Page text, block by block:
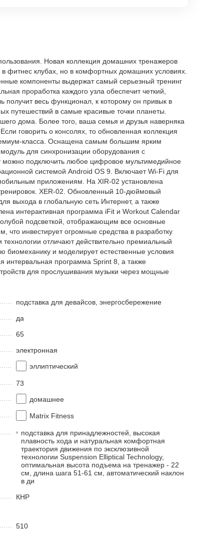
Новая коллекция домашних тренажеров
фитнес клубах, но в комфортных домашних условиях.
компоненты выдержат самый серьезный тренинг
проработка каждого узла обеспечит четкий,
весь функционал, к которому он привык в
путешествий в самые красивые точки планеты.
дома. Более того, ваша семья и друзья наверняка
говорить о консолях, то обновленная коллекция
класса. Оснащена самым большим ярким
для синхронизации оборудования с
можно подключить любое цифровое мультимедийное
системой Android OS 9. Включает Wi-Fi для
приложениям. На XIR-02 установлена
XER-02. Обновленный 10-дюймовый
выхода в глобальную сеть Интернет, а также
интерактивная программа iFit и Workout Calendar
подсветкой, отображающим все основные
инвестирует огромные средства в разработку
отличают действительно премиальный
биомеханику и моделирует естественные условия
интервальная программа Sprint 8, а также
для прослушивания музыки через мощные
подставка для девайсов, энергосбережение
да
65
электронная
эллиптический
73
домашнее
Matrix Fitness
подставка для принадлежностей, высокая
плавность хода и натуральная комфортная
траектория движения по эксклюзивной
технологии Suspension Elliptical Technology,
оптимальная высота подъема на тренажер - 22
см, длина шага 51-61 см, автоматический наклон
в ди
КНР
510